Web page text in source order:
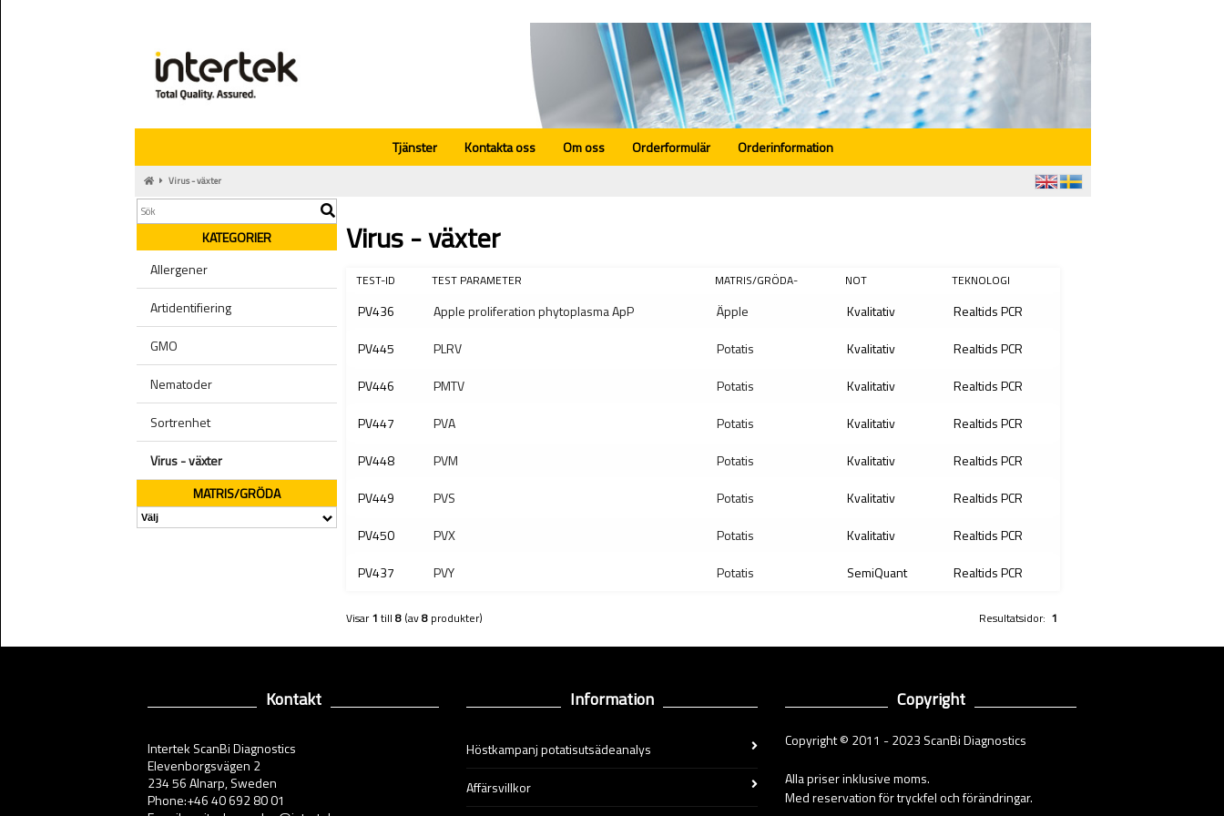
Tjänster Kontakta oss Om oss Orderformulär Orderinformation
Virus - växter
KATEGORIER
Allergener
Artidentifiering
GMO
Nematoder
Sortrenhet
Virus - växter
MATRIS/GRÖDA
Virus - växter
TEST-ID TEST PARAMETER MATRIS/GRÖDA- NOT TEKNOLOGI
PV436 Apple proliferation phytoplasma ApP Äpple Kvalitativ
Realtids PCR
PV445
PLRV Potatis Kvalitativ
Realtids PCR
PV446
PMTV Potatis Kvalitativ
Realtids PCR
PV447
PVA Potatis Kvalitativ
Realtids PCR
PV448
PVM Potatis Kvalitativ
Realtids PCR
PV449
PVS Potatis Kvalitativ
Realtids PCR
PV450
PVX Potatis Kvalitativ
Realtids PCR
PV437
PVY Potatis SemiQuant Realtids PCR
Visar1 till 8 (av8 produkter) Resultatsidor: 1
Kontakt
Intertek ScanBi Diagnostics
Elevenborgsvägen 2
234 56 Alnarp, Sweden
Phone:+46 40 692 80 01
Information
Höstkampanj potatisutsädeanalys
Affärsvillkor
Copyright
Copyright © 2011 - 2023 ScanBi Diagnostics
Alla priser inklusive moms.
Med reservation för tryckfel och förändringar.